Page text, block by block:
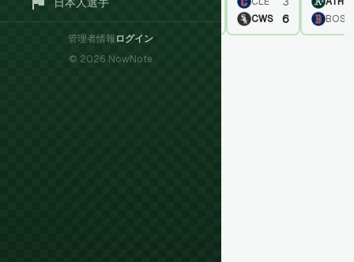
管理者情報 ログイン
© 2026 NowNote
AZ 1 PHI 5 KC 6 CWS 6
BOS